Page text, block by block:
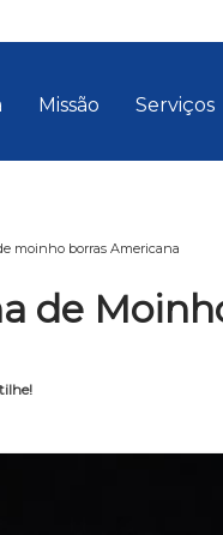
Missão Serviços
moinho borras Americana
de